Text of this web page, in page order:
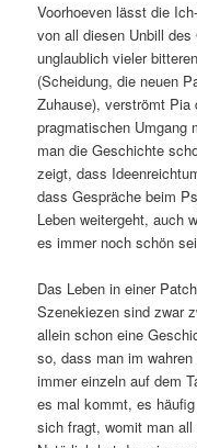
Voorhoeven lässt die
von all diesen Unbill
unglaublich vieler
(Scheidung, die neuen
Zuhause), verströmt
pragmatischen Umgang
man die Geschichte
zeigt, dass
dass Gespräche beim
Leben weitergeht, auch
es immer noch schön
Das Leben in einer
Szenekiezen sind zwar
allein schon eine
so, dass man im
immer einzeln auf dem
es mal kommt, es
sich fragt, womit man